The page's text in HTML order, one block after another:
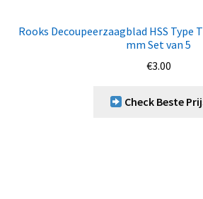
Rooks Decoupeerzaagblad HSS Type
mm Set van 5
€3.00
Check Beste